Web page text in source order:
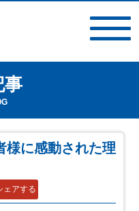
事
様に感動された理
ェアする